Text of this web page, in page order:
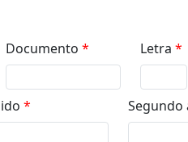
Documento * Letra *
* Segundo